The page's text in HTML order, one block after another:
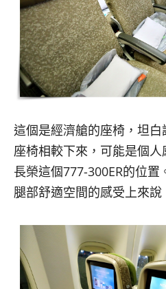
這個是經濟艙的座椅，坦
座椅相較下來，可能是個
長榮這個777-300ER的位置
腿部舒適空間的感受上來說